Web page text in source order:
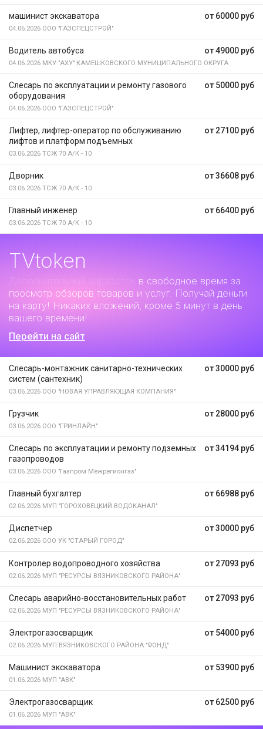
от 60000 руб
машинист экскаватора
04.06.2026 ООО "ГАЗСПЕЦСТРОЙ"
от 49000 руб
Водитель автобуса
04.06.2026 МКУ "АХУ" КАМЕШКОВСКОГО МУНИЦИПАЛЬНОГО ОКРУГА
от 50000 руб
Слесарь по эксплуатации и ремонту газового
оборудования
04.06.2026 ООО "ГАЗСПЕЦСТРОЙ"
от 27100 руб
Лифтер, лифтер-оператор по обслуживанию
лифтов и платформ подъемных
03.06.2026 ТСЖ 70 А/К - 10
от 36608 руб
Дворник
03.06.2026 ТСЖ 70 А/К - 10
от 66400 руб
Главный инженер
03.06.2026 ТСЖ 70 А/К - 10
TVtoken
Дополнительный заработок
в свободное время за
просмотр обзоров товаров и услуг. Получай деньги
на карту! Никаких вложений, кроме 5 минут в день
вашего времени!
Перейти на сайт
от 30000 руб
Слесарь-монтажник санитарно-технических
систем (сантехник)
03.06.2026 ООО "НОВАЯ УПРАВЛЯЮЩАЯ КОМПАНИЯ"
от 28000 руб
Грузчик
03.06.2026 ООО "ГРИНЛАЙН"
от 34194 руб
Слесарь по эксплуатации и ремонту подземных
газопроводов
03.06.2026 ООО "Газпром Межрегионгаз"
от 66988 руб
Главный бухгалтер
02.06.2026 МУП "ГОРОХОВЕЦКИЙ ВОДОКАНАЛ"
от 30000 руб
Диспетчер
02.06.2026 ООО УК "СТАРЫЙ ГОРОД"
от 27093 руб
Контролер водопроводного хозяйства
02.06.2026 МУП "РЕСУРСЫ ВЯЗНИКОВСКОГО РАЙОНА"
от 27093 руб
Слесарь аварийно-восстановительных работ
02.06.2026 МУП "РЕСУРСЫ ВЯЗНИКОВСКОГО РАЙОНА"
от 54000 руб
Электрогазосварщик
02.06.2026 МУП ВЯЗНИКОВСКОГО РАЙОНА "ФОНД"
от 53900 руб
Машинист экскаватора
01.06.2026 МУП "АВК"
от 62500 руб
Электрогазосварщик
01.06.2026 МУП "АВК"